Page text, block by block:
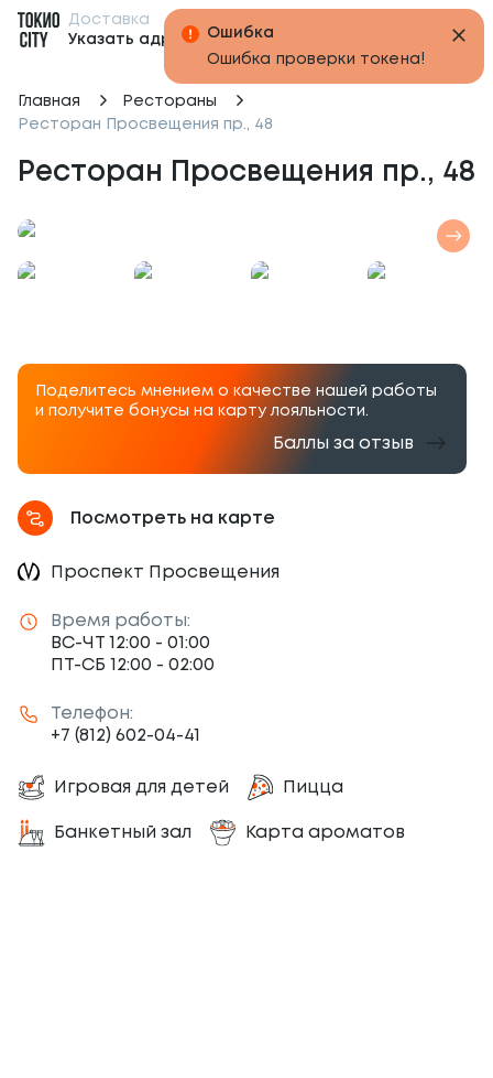
Доставка
Указать адрес
Главная
Рестораны
Ресторан Просвещения пр., 48
Ресторан Просвещения пр., 48
Поделитесь мнением о качестве нашей работы
и получите бонусы на карту лояльности.
Баллы за отзыв
Посмотреть на карте
Проспект Просвещения
Время работы:
ВС-ЧТ 12:00 - 01:00
ПТ-СБ 12:00 - 02:00
Телефон:
+7 (812) 602-04-41
Игровая для детей Пицца
Банкетный зал Карта ароматов
Ошибка
Ошибка проверки токена!